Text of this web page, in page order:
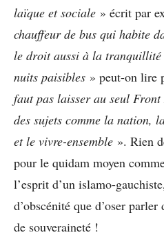
laïque et sociale » écrit par
chauffeur de bus qui habite
le droit aussi à la tranquillité
nuits paisibles » peut-on lire
faut pas laisser au seul
des sujets comme la nation,
et le vivre-ensemble ». Rien
pour le quidam moyen
l’esprit d’un islamo-
d’obscénité que d’oser
de souveraineté !